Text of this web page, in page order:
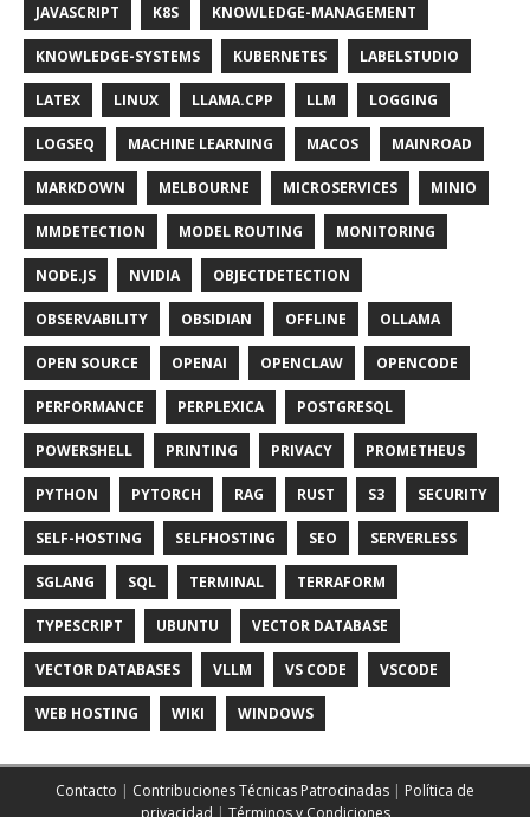
JAVASCRIPT K8S KNOWLEDGE-MANAGEMENT
KNOWLEDGE-SYSTEMS KUBERNETES LABELSTUDIO
LATEX LINUX LLAMA.CPP LLM LOGGING
LOGSEQ MACHINE LEARNING MACOS MAINROAD
MARKDOWN MELBOURNE MICROSERVICES MINIO
MMDETECTION MODEL ROUTING MONITORING
NODE.JS NVIDIA OBJECTDETECTION
OBSERVABILITY OBSIDIAN OFFLINE OLLAMA
OPEN SOURCE OPENAI OPENCLAW OPENCODE
PERFORMANCE PERPLEXICA POSTGRESQL
POWERSHELL PRINTING PRIVACY PROMETHEUS
PYTHON PYTORCH RAG RUST S3 SECURITY
SELF-HOSTING SELFHOSTING SEO SERVERLESS
SGLANG SQL TERMINAL TERRAFORM
TYPESCRIPT UBUNTU VECTOR DATABASE
VECTOR DATABASES VLLM VS CODE VSCODE
WEB HOSTING WIKI WINDOWS
Contacto | Contribuciones Técnicas Patrocinadas | Política de
privacidad | Términos y Condiciones